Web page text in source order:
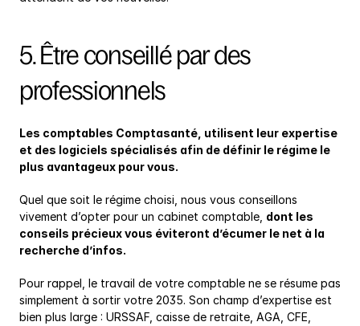
5. Être conseillé par des
professionnels
Les comptables Comptasanté, utilisent leur expertise
et des logiciels spécialisés afin de définir le régime le
plus avantageux pour vous.
Quel que soit le régime choisi, nous vous conseillons
vivement d’opter pour un cabinet comptable, dont les
conseils précieux vous éviteront d’écumer le net à la
recherche d’infos.
Pour rappel, le travail de votre comptable ne se résume pas
simplement à sortir votre 2035. Son champ d’expertise est
bien plus large : URSSAF, caisse de retraite, AGA, CFE,